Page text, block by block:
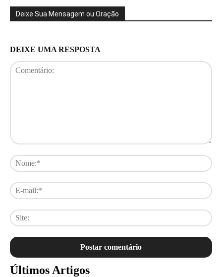
Deixe Sua Mensagem ou Oração
DEIXE UMA RESPOSTA
Últimos Artigos